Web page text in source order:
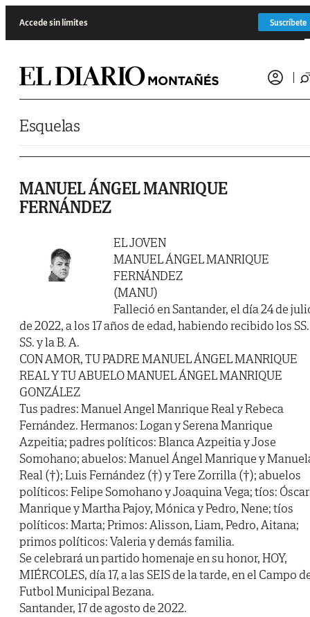
Accede sin límites Suscríbete
Esquelas
MANUEL ÁNGEL MANRIQUE
FERNÁNDEZ
EL JOVEN
MANUEL ÁNGEL MANRIQUE
FERNÁNDEZ
(MANU)
Falleció en Santander, el día 24 de
de 2022, a los 17 años de edad, habiendo recibido los SS.
SS. y la B. A.
CON AMOR, TU PADRE MANUEL ÁNGEL MANRIQUE
REAL Y TU ABUELO MANUEL ÁNGEL MANRIQUE
GONZÁLEZ
Tus padres: Manuel Angel Manrique Real y Rebeca
Fernández. Hermanos: Logan y Serena Manrique
Azpeitia; padres políticos: Blanca Azpeitia y Jose
Somohano; abuelos: Manuel Ángel Manrique y
Real (†); Luis Fernández (†) y Tere Zorrilla (†); abuelos
políticos: Felipe Somohano y Joaquina Vega; tíos: Óscar
Manrique y Martha Pajoy, Mónica y Pedro, Nene; tíos
políticos: Marta; Primos: Alisson, Liam, Pedro, Aitana;
primos políticos: Valeria y demás familia.
Se celebrará un partido homenaje en su honor, HOY,
MIÉRCOLES, día 17, a las SEIS de la tarde, en el Campo
Futbol Municipal Bezana.
Santander, 17 de agosto de 2022.